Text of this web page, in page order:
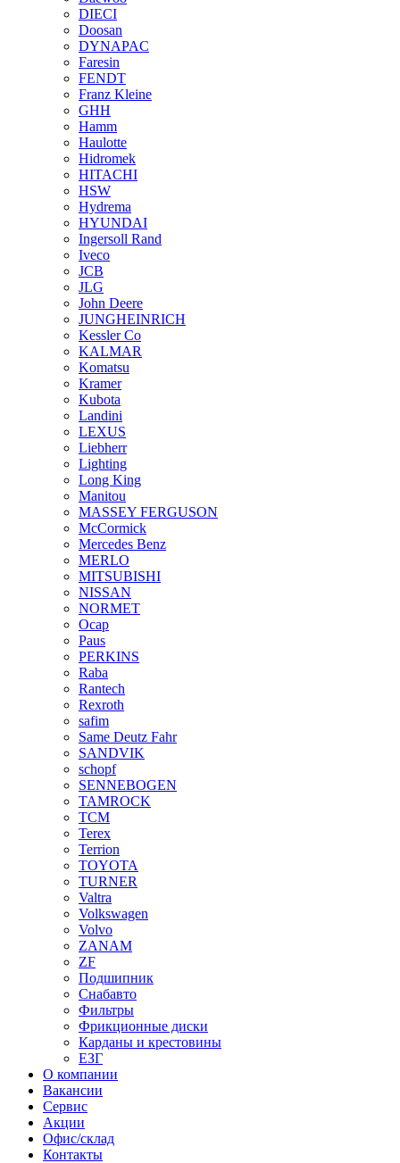
DIECI
Doosan
DYNAPAC
Faresin
FENDT
Franz Kleine
GHH
Hamm
Haulotte
Hidromek
HITACHI
HSW
Hydrema
HYUNDAI
Ingersoll Rand
Iveco
JCB
JLG
John Deere
JUNGHEINRICH
Kessler Co
KALMAR
Komatsu
Kramer
Kubota
Landini
LEXUS
Liebherr
Lighting
Long King
Manitou
MASSEY FERGUSON
McCormick
Mercedes Benz
MERLO
MITSUBISHI
NISSAN
NORMET
Ocap
Paus
PERKINS
Raba
Rantech
Rexroth
safim
Same Deutz Fahr
SANDVIK
schopf
SENNEBOGEN
TAMROCK
TCM
Terex
Terrion
TOYOTA
TURNER
Valtra
Volkswagen
Volvo
ZANAM
ZF
Подшипник
Снабавто
Фильтры
Фрикционные диски
Карданы и крестовины
ЕЗГ
О компании
Вакансии
Сервис
Акции
Офис/склад
Контакты